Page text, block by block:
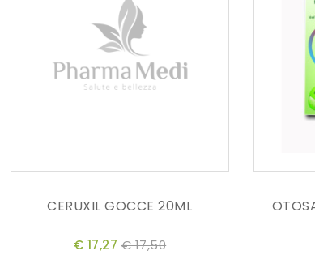
CERUXIL GOCCE 20ML
€ 17,27 € 17,50